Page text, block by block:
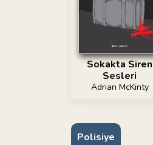
Sokakta Siren
Sesleri
Adrian McKinty
Polisiye